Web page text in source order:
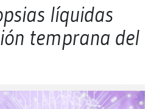
líquidas
temprana del